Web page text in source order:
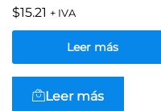
$15.21 + IVA
Leer más
Leer más